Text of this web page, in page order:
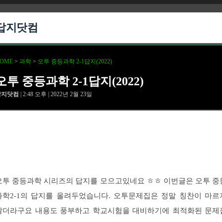
지닷컴
> 과학 > 오투 중등과학 2-1답지(2022)
투 중등과학 2-1답지(2022)
닷컴 | 2:48 오후 | 2022년 2월 23일
투 중등과학 시리즈의 답지를 모으고있네요 ㅎㅎ 이번글은 오투 중
학2-1의 답지를 올려두었습니다. 오투문제집은 정말 칭찬이 마르
더라구요 내용도 풍부하고 학교시험을 대비하기에 최적화된 문제